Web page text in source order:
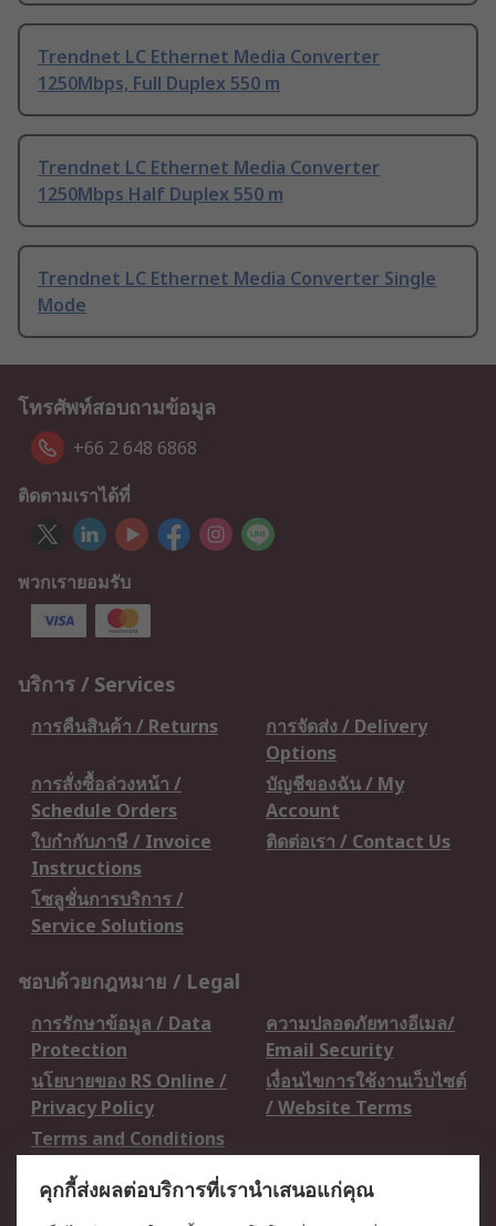
Trendnet LC Ethernet Media Converter
1250Mbps, Full Duplex 550 m
Trendnet LC Ethernet Media Converter
1250Mbps Half Duplex 550 m
Trendnet LC Ethernet Media Converter Single
Mode
โทรศัพท์สอบถามข้อมูล
+66 2 648 6868
ติดตามเราได้ที่
พวกเรายอมรับ
บริการ / Services
การคืนสินค้า / Returns
การจัดส่ง / Delivery
Options
การสั่งซื้อล่วงหน้า /
Schedule Orders
บัญชีของฉัน / My
Account
ใบกำกับภาษี / Invoice
Instructions
ติดต่อเรา / Contact Us
โซลูชั่นการบริการ /
Service Solutions
ชอบด้วยกฎหมาย / Legal
การรักษาข้อมูล / Data
Protection
ความปลอดภัยทางอีเมล/
Email Security
นโยบายของ RS Online /
Privacy Policy
เงื่อนไขการใช้งานเว็บไซต์
/ Website Terms
Terms and Conditions
คุกกี้ส่งผลต่อบริการที่เรานำเสนอแก่คุณ